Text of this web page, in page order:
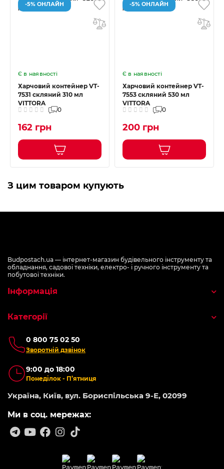
-5% ОНЛАЙН
Є в наявності
Харчовий контейнер VT-
7531 скляний 310 мл
VITTORA
0
162 грн
-5% ОНЛАЙН
Є в наявності
Харчовий контейнер VT-
7553 скляний 530 мл
VITTORA
0
200 грн
З цим товаром купують
Budpostach.ua — інтернет-магазин будівельного інструменту та
обладнання, садової техніки, електро- і ручного інструменту та
побутової техніки.
0 800 75 02 50
Зворотній дзвінок
9:00 до 18:00
Понеділок - П’ятниця
Україна, Київ, вул. Бориспільська 9-Е, 02099
Ми в соц. мережах:
Інформація
Категорії